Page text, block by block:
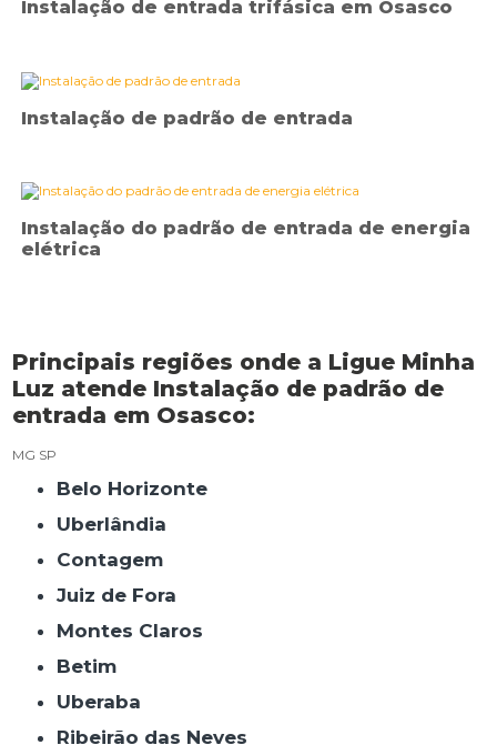
Instalação de entrada trifásica em Osasco
Instalação de padrão de entrada
Instalação do padrão de entrada de energia
elétrica
Principais regiões onde a Ligue Minha
Luz atende Instalação de padrão de
entrada em Osasco:
MG SP
Belo Horizonte
Uberlândia
Contagem
Juiz de Fora
Montes Claros
Betim
Uberaba
Ribeirão das Neves